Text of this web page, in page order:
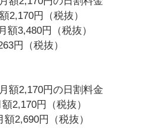
2,170円（税抜）
額3,480円（税抜）
円（税抜）
額2,170円の日割料金
2,170円（税抜）
2,690円（税抜）